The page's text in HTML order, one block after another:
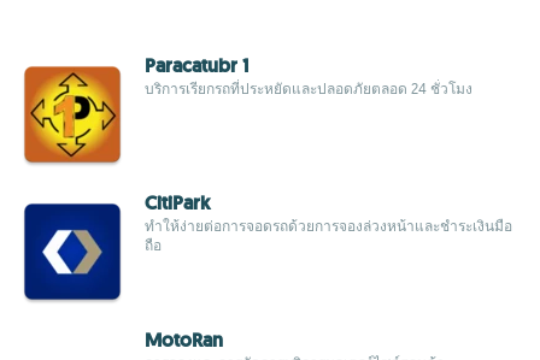
Paracatubr 1
บริการเรียกรถที่ประหยัดและปลอดภัยตลอด 24 ชั่วโมง
CitiPark
ทำให้ง่ายต่อการจอดรถด้วยการจองล่วงหน้าและชำระเงินมือ
ถือ
MotoRan